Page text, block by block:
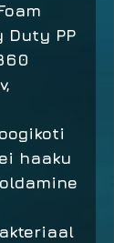
Duty PP
haaku